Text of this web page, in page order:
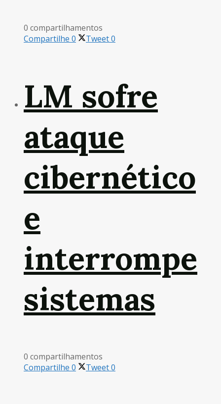
0 compartilhamentos
Compartilhe 0 Tweet0
LM sofre
ataque
cibernético
e
interrompe
sistemas
0 compartilhamentos
Compartilhe 0 Tweet0